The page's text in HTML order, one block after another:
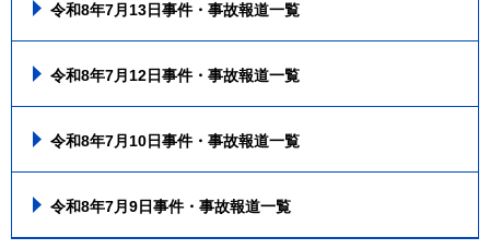
令和8年7月13日事件・事故報道一覧
令和8年7月12日事件・事故報道一覧
令和8年7月10日事件・事故報道一覧
令和8年7月9日事件・事故報道一覧